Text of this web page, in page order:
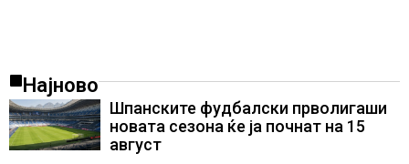
Најново
Шпанските фудбалски прволигаши
новата сезона ќе ја почнат на 15
август